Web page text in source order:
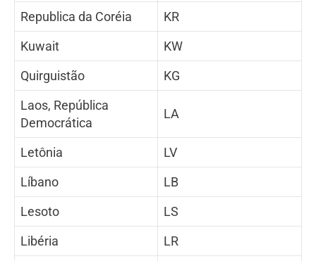
Republica da Coréia
KR
Kuwait
KW
Quirguistão
KG
Laos, República
Democrática
LA
Letônia
LV
Líbano
LB
Lesoto
LS
Libéria
LR